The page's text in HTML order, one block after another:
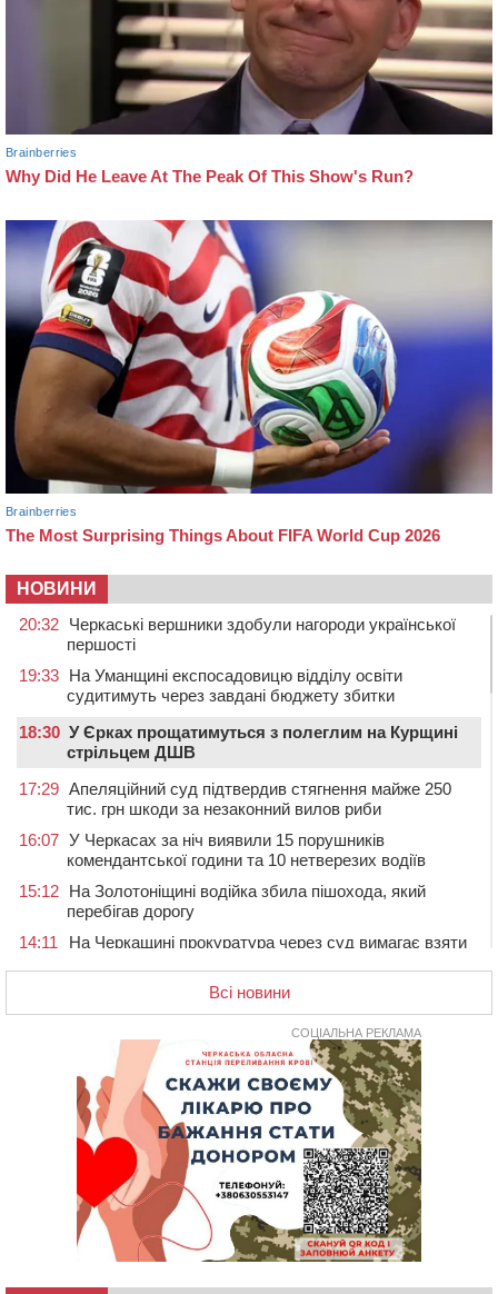
НОВИНИ
20:32 Черкаські вершники здобули нагороди української
першості
19:33 На Уманщині експосадовицю відділу освіти
судитимуть через завдані бюджету збитки
18:30 У Єрках прощатимуться з полеглим на Курщині
стрільцем ДШВ
17:29 Апеляційний суд підтвердив стягнення майже 250
тис. грн шкоди за незаконний вилов риби
16:07 У Черкасах за ніч виявили 15 порушників
комендантської години та 10 нетверезих водіїв
15:12 На Золотоніщині водійка збила пішохода, який
перебігав дорогу
14:11
На Черкащині прокуратура через суд вимагає взяти
У Смілі біля магазину під колесами вантажівки
загинула жінка
У Черкасах пропонують для приватизації
п’ятиповерховий об’єкт у центрі міста
Не вистачає стажу для пенсії: як його докупити та що
потрібно знати
У Черкасах виявили низку недоліків у гуртожитку, де
проживають ВПО
07 СЕРПНЯ 2026, П'ЯТНИЦЯ
На Черкащині врятували рідкісного чорного грифа
(ФОТО)
Всі новини
СОЦІАЛЬНА РЕКЛАМА